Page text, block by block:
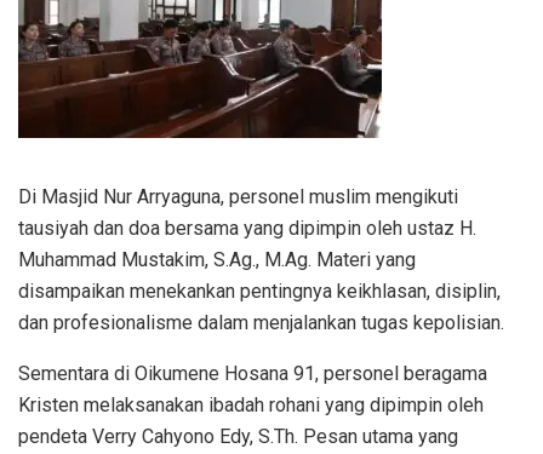
Di Masjid Nur Arryaguna, personel muslim mengikuti
tausiyah dan doa bersama yang dipimpin oleh ustaz H.
Muhammad Mustakim, S.Ag., M.Ag. Materi yang
disampaikan menekankan pentingnya keikhlasan, disiplin,
dan profesionalisme dalam menjalankan tugas kepolisian.
Sementara di Oikumene Hosana 91, personel beragama
Kristen melaksanakan ibadah rohani yang dipimpin oleh
pendeta Verry Cahyono Edy, S.Th. Pesan utama yang